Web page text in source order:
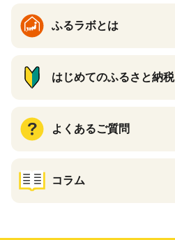
ふるラボとは
はじめてのふるさと納税
よくあるご質問
コラム